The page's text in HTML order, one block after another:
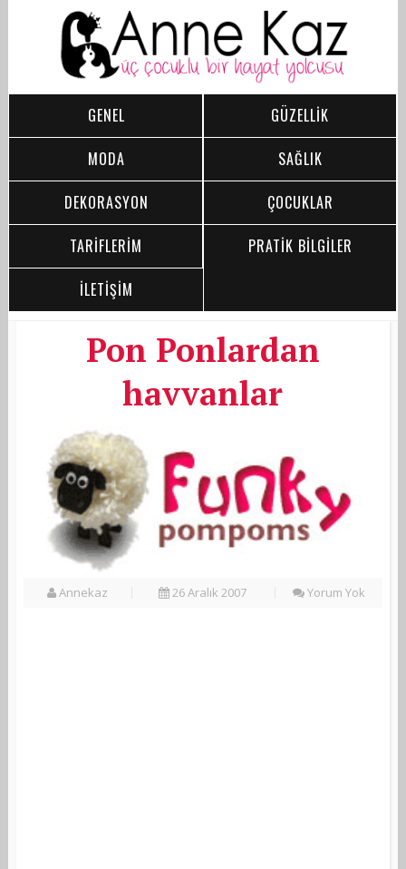
GENEL
GÜZELLİK
MODA
SAĞLIK
DEKORASYON
ÇOCUKLAR
TARİFLERİM
PRATİK BİLGİLER
İLETİŞİM
Pon Ponlardan
havvanlar
Annekaz 26 Aralık 2007 Yorum Yok